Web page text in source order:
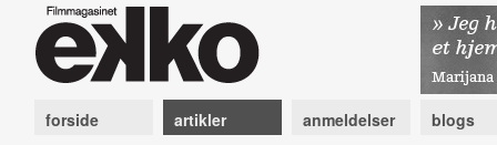
forside artikler anmeldelser blogs